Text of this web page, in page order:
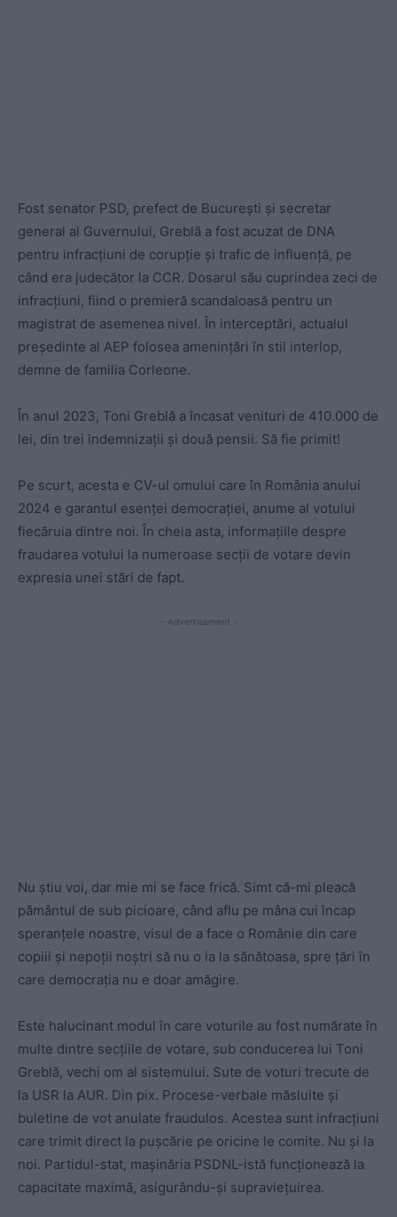
Fost senator PSD, prefect de București și secretar
general al Guvernului, Greblă a fost acuzat de DNA
pentru infracțiuni de corupție și trafic de influență, pe
când era judecător la CCR. Dosarul său cuprindea zeci de
infracțiuni, fiind o premieră scandaloasă pentru un
magistrat de asemenea nivel. În interceptări, actualul
președinte al AEP folosea amenințări în stil interlop,
demne de familia Corleone.
În anul 2023, Toni Greblă a încasat venituri de 410.000 de
lei, din trei indemnizații și două pensii. Să fie primit!
Pe scurt, acesta e CV-ul omului care în România anului
2024 e garantul esenței democrației, anume al votului
fiecăruia dintre noi. În cheia asta, informațiile despre
fraudarea votului la numeroase secții de votare devin
expresia unei stări de fapt.
- Advertisement -
Nu știu voi, dar mie mi se face frică. Simt că-mi pleacă
pământul de sub picioare, când aflu pe mâna cui încap
speranțele noastre, visul de a face o Românie din care
copiii și nepoții noștri să nu o ia la sănătoasa, spre țări în
care democrația nu e doar amăgire.
Este halucinant modul în care voturile au fost numărate în
multe dintre secțiile de votare, sub conducerea lui Toni
Greblă, vechi om al sistemului. Sute de voturi trecute de
la USR la AUR. Din pix. Procese-verbale măsluite și
buletine de vot anulate fraudulos. Acestea sunt infracțiuni
care trimit direct la pușcărie pe oricine le comite. Nu și la
noi. Partidul-stat, mașinăria PSDNL-istă funcționează la
capacitate maximă, asigurându-și supraviețuirea.